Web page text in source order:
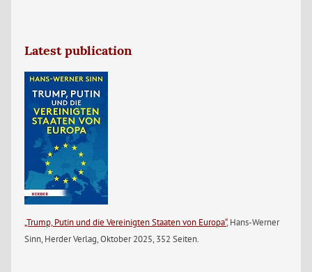
Latest publication
„Trump, Putin und die Vereinigten Staaten von Europa“, Hans-Werner
Sinn, Herder Verlag, Oktober 2025, 352 Seiten.